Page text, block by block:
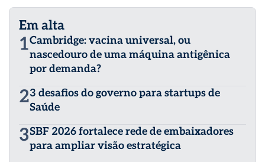
Em alta
1Cambridge: vacina universal, ou
nascedouro de uma máquina antigênica
por demanda?
23 desafios do governo para startups de
Saúde
3SBF 2026 fortalece rede de embaixadores
para ampliar visão estratégica